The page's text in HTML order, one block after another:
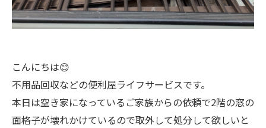
こんにちは😊
不用品回収などの便利屋ライフサービスです。
本日は空き家になっているご家族からの依頼で2階の窓の
面格子が壊れかけているので取外して処分して欲しいと